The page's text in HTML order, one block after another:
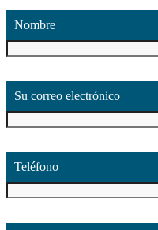
Nombre
Su correo electrónico
Teléfono